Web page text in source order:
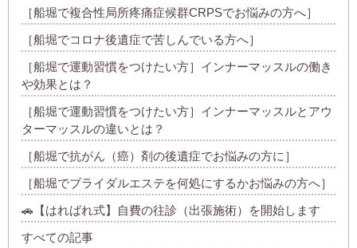
［船堀で複合性局所疼痛症候群CRPSでお悩みの方へ］
［船堀でコロナ後遺症で苦しんでいる方へ］
［船堀で運動習慣をつけたい方］インナーマッスルの働き
や効果とは？
［船堀で運動習慣をつけたい方］インナーマッスルとアウ
ターマッスルの違いとは？
［船堀で抗がん（癌）剤の後遺症でお悩みの方に］
［船堀でブライダルエステを何処にするかお悩みの方へ］
🚗【はればれ式】自費の往診（出張施術）を開始します
すべての記事